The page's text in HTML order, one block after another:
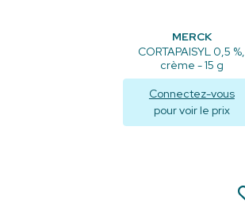
MERCK
CORTAPAISYL 0,5 %,
crème - 15 g
Connectez-vous
pour voir le prix